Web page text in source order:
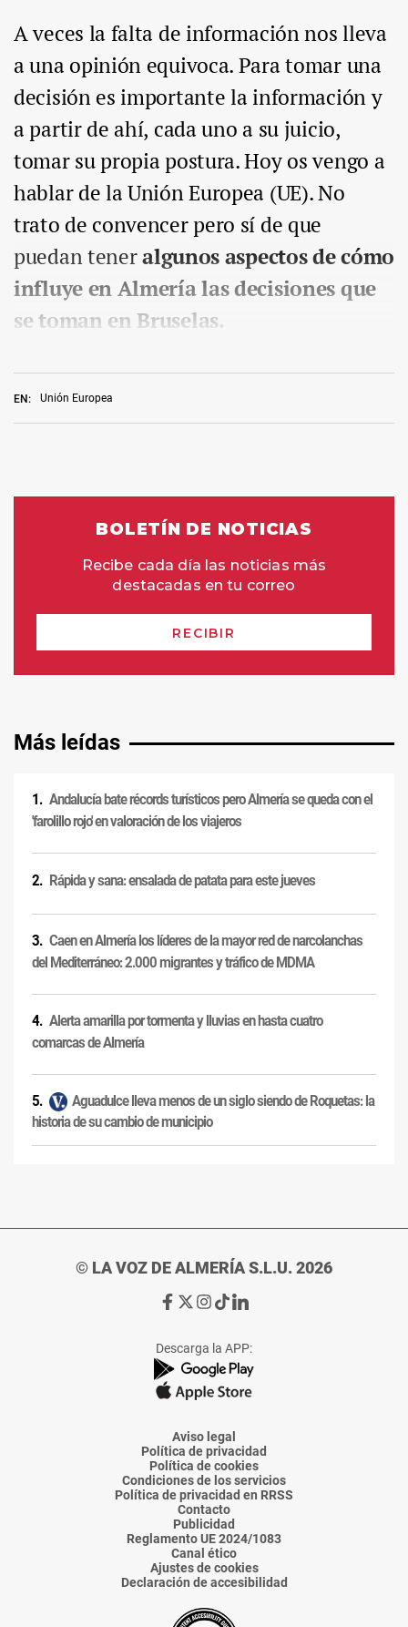
EN: Unión Europea
A veces la falta de información nos lleva
a una opinión equivoca. Para tomar una
decisión es importante la información y
a partir de ahí, cada uno a su juicio,
tomar su propia postura. Hoy os vengo a
hablar de la Unión Europea (UE). No
trato de convencer pero sí de que
puedan teneralgunos aspectos de cómo
influye en Almería las decisiones que
se toman en Bruselas.
Más leídas
Andalucía bate récords turísticos pero Almería se queda con el
'farolillo rojo' en valoración de los viajeros
Rápida y sana: ensalada de patata para este jueves
Caen en Almería los líderes de la mayor red de narcolanchas
del Mediterráneo: 2.000 migrantes y tráfico de MDMA
Alerta amarilla por tormenta y lluvias en hasta cuatro
comarcas de Almería
Aguadulce lleva menos de un siglo siendo de Roquetas: la
historia de su cambio de municipio
© LA VOZ DE ALMERÍA S.L.U. 2026
Ir
de
La
Voz
Almería
Ir
de
La
Voz
Almería
Ir
de
La
Voz
Almería
Ir
de
La
Voz
Almería
Ir
de
La
Voz
Descarga la APP:
Aviso legal
Política de privacidad
Política de cookies
Condiciones de los servicios
Política de privacidad en RRSS
Contacto
Publicidad
Reglamento UE 2024/1083
Canal ético
Ajustes de cookies
Declaración de accesibilidad